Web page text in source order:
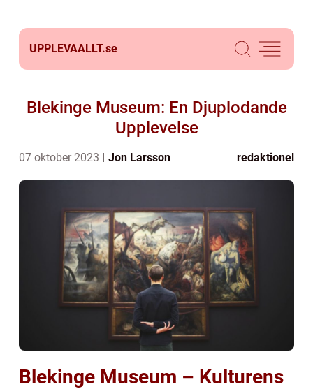
UPPLEVAALLT.se
Blekinge Museum: En Djuplodande
Upplevelse
07 oktober 2023 Jon Larsson redaktionel
Blekinge Museum – Kulturens